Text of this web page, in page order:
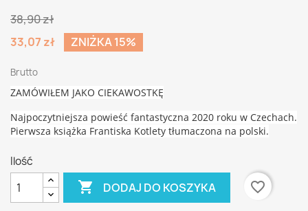
38,90 zł
33,07 zł
ZNIŻKA 15%
Brutto
ZAMÓWIŁEM JAKO CIEKAWOSTKĘ
Najpoczytniejsza powieść fantastyczna 2020 roku w Czechach.
Pierwsza książka Frantiska Kotlety tłumaczona na polski.
Ilość
 DODAJ DO KOSZYKA favorite_border